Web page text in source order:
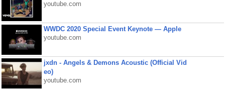
youtube.com
WWDC 2020 Special Event Keynote — Apple
youtube.com
jxdn - Angels & Demons Acoustic (Official Vid
eo)
youtube.com